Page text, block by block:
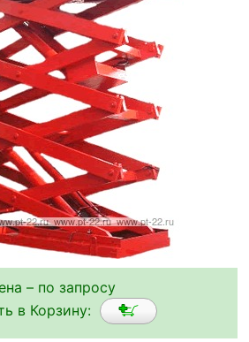
– по запросу
в Корзину: